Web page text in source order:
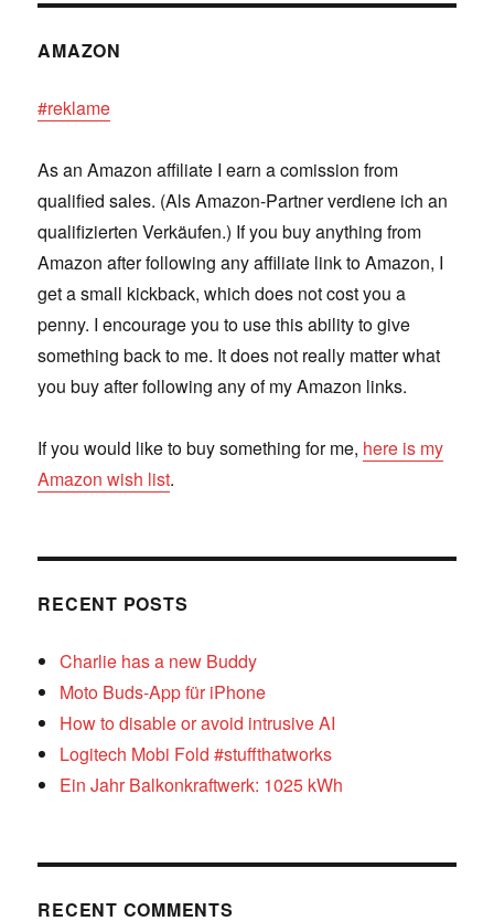
AMAZON
#reklame
As an Amazon affiliate I earn a comission from
qualified sales. (Als Amazon-Partner verdiene ich an
qualifizierten Verkäufen.) If you buy anything from
Amazon after following any affiliate link to Amazon, I
get a small kickback, which does not cost you a
penny. I encourage you to use this ability to give
something back to me. It does not really matter what
you buy after following any of my Amazon links.
If you would like to buy something for me, here is my
Amazon wish list.
RECENT POSTS
Charlie has a new Buddy
Moto Buds-App für iPhone
How to disable or avoid intrusive AI
Logitech Mobi Fold #stuffthatworks
Ein Jahr Balkonkraftwerk: 1025 kWh
RECENT COMMENTS